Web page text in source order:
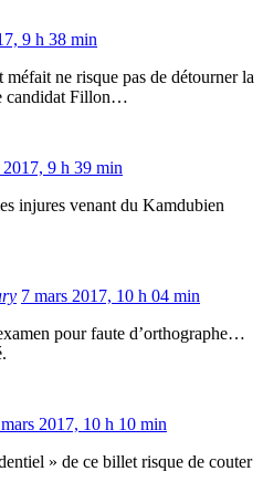
9 h 38 min
ne risque pas de détourner la
candidat Fillon…
2017, 9 h 39 min
injures venant du Kamdubien
7 mars 2017, 10 h 04 min
pour faute d’orthographe…
2017, 10 h 10 min
» de ce billet risque de couter